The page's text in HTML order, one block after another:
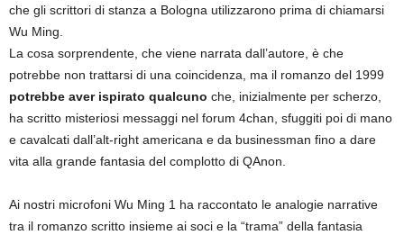
che gli scrittori di stanza a Bologna utilizzarono prima di chiamarsi
Wu Ming.
La cosa sorprendente, che viene narrata dall’autore, è che
potrebbe non trattarsi di una coincidenza, ma il romanzo del 1999
potrebbe aver ispirato qualcuno che, inizialmente per scherzo,
ha scritto misteriosi messaggi nel forum 4chan, sfuggiti poi di mano
e cavalcati dall’alt-right americana e da businessman fino a dare
vita alla grande fantasia del complotto di QAnon.
Ai nostri microfoni Wu Ming 1 ha raccontato le analogie narrative
tra il romanzo scritto insieme ai soci e la “trama” della fantasia